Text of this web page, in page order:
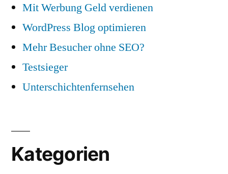
Mit Werbung Geld verdienen
WordPress Blog optimieren
Mehr Besucher ohne SEO?
Testsieger
Unterschichtenfernsehen
Kategorien